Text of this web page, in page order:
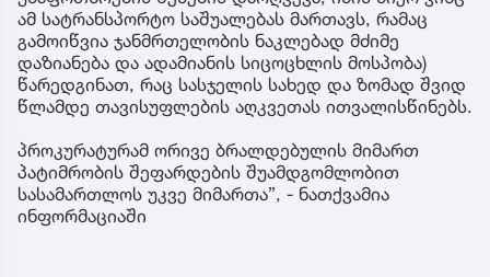
ამ სატრანსპორტო საშუალებას მართავს, რამაც
გამოიწვია ჯანმრთელობის ნაკლებად მძიმე
დაზიანება და ადამიანის სიცოცხლის მოსპობა)
წარედგინათ, რაც სასჯელის სახედ და ზომად შვიდ
წლამდე თავისუფლების აღკვეთას ითვალისწინებს.
პროკურატურამ ორივე ბრალდებულის მიმართ
პატიმრობის შეფარდების შუამდგომლობით
სასამართლოს უკვე მიმართა”, - ნათქვამია
ინფორმაციაში